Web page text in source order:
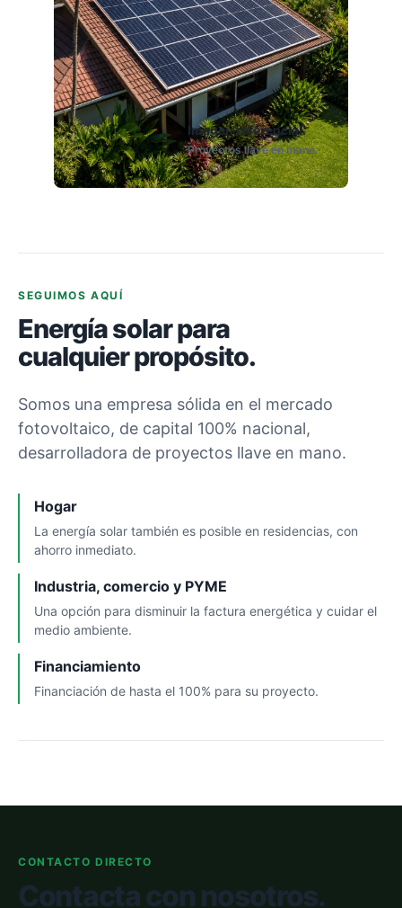
Imagen referencial.
Proyectos llave en mano.
SEGUIMOS AQUÍ
Energía solar para
cualquier propósito.
Somos una empresa sólida en el mercado
fotovoltaico, de capital 100% nacional,
desarrolladora de proyectos llave en mano.
Hogar
La energía solar también es posible en residencias, con
ahorro inmediato.
Industria, comercio y PYME
Una opción para disminuir la factura energética y cuidar el
medio ambiente.
Financiamiento
Financiación de hasta el 100% para su proyecto.
CONTACTO DIRECTO
Contacta con nosotros.